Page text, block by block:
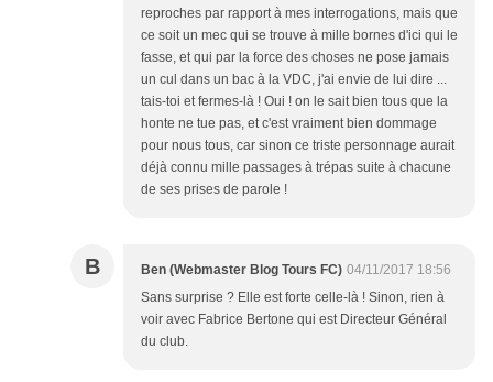
reproches par rapport à mes interrogations, mais que
ce soit un mec qui se trouve à mille bornes d'ici qui le
fasse, et qui par la force des choses ne pose jamais
un cul dans un bac à la VDC, j'ai envie de lui dire ...
tais-toi et fermes-là ! Oui ! on le sait bien tous que la
honte ne tue pas, et c'est vraiment bien dommage
pour nous tous, car sinon ce triste personnage aurait
déjà connu mille passages à trépas suite à chacune
de ses prises de parole !
B Ben (Webmaster Blog Tours FC) 04/11/2017 18:56
Sans surprise ? Elle est forte celle-là ! Sinon, rien à
voir avec Fabrice Bertone qui est Directeur Général
du club.